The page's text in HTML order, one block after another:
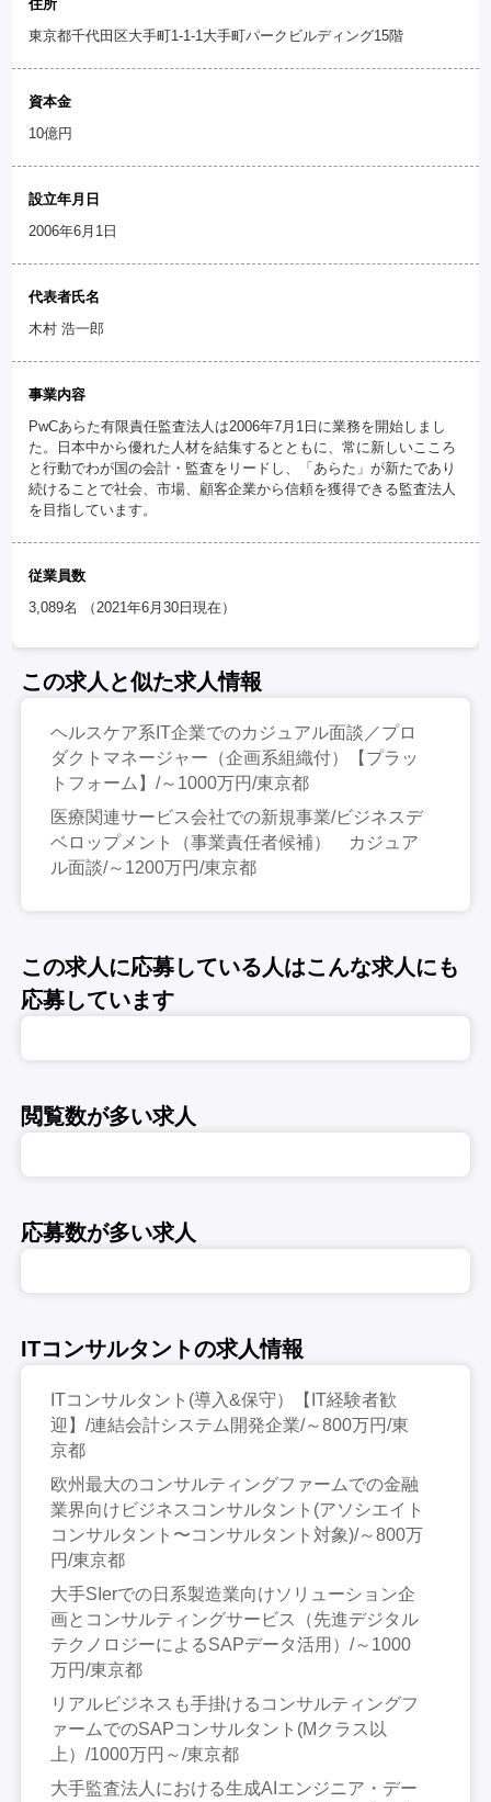
住所
東京都千代田区大手町1-1-1大手町パークビルディング15階
資本金
10億円
設立年月日
2006年6月1日
代表者氏名
木村 浩一郎
事業内容
PwCあらた有限責任監査法人は2006年7月1日に業務を開始しまし
た。日本中から優れた人材を結集するとともに、常に新しいこころ
と行動でわが国の会計・監査をリードし、「あらた」が新たであり
続けることで社会、市場、顧客企業から信頼を獲得できる監査法人
を目指しています。
従業員数
3,089名 （2021年6月30日現在）
この求人と似た求人情報
ヘルスケア系IT企業でのカジュアル面談／プロ
ダクトマネージャー（企画系組織付）【プラッ
トフォーム】/～1000万円/東京都
医療関連サービス会社での新規事業/ビジネスデ
ベロップメント（事業責任者候補） カジュア
ル面談/～1200万円/東京都
この求人に応募している人はこんな求人にも
応募しています
閲覧数が多い求人
応募数が多い求人
ITコンサルタントの求人情報
ITコンサルタント(導入&保守）【IT経験者歓
迎】/連結会計システム開発企業/～800万円/東
京都
欧州最大のコンサルティングファームでの金融
業界向けビジネスコンサルタント(アソシエイト
コンサルタント〜コンサルタント対象)/～800万
円/東京都
大手SIerでの日系製造業向けソリューション企
画とコンサルティングサービス（先進デジタル
テクノロジーによるSAPデータ活用）/～1000
万円/東京都
リアルビジネスも手掛けるコンサルティングフ
ァームでのSAPコンサルタント(Mクラス以
上）/1000万円～/東京都
大手監査法人における生成AIエンジニア・デー